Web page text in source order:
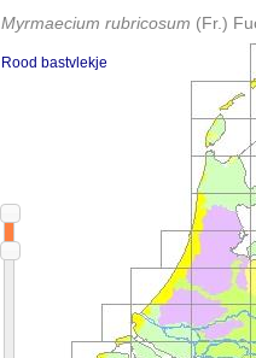
Myrmaecium rubricosum (Fr.)
Rood bastvlekje